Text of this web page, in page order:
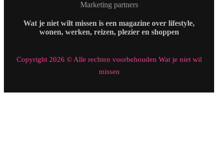
Marketing partners
Wat je niet wilt missen is een magazine over lifestyle,
wonen, werken, reizen, plezier en shoppen
Copyright 2026 © Alle rechten voorbehouden Wat je niet wil
missen